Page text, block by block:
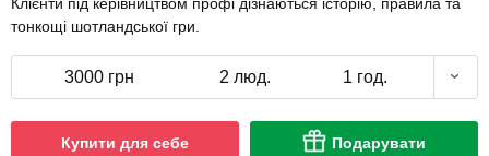
тонкощі шотландської гри.
3000 грн 2 люд. 1 год.
Купити для себе Подарувати